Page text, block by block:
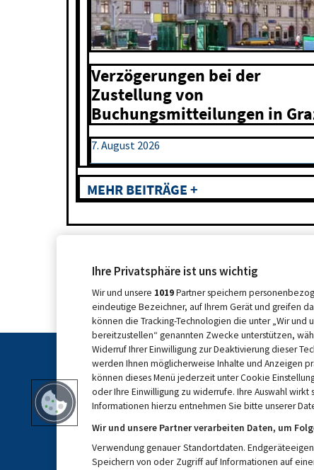
Verzögerungen bei der
Zustellung von
Buchungsmitteilungen in
7. August 2026
MEHR BEITRÄGE +
Ihre Privatsphäre ist uns wichtig
Wir und unsere 1019Partner speichern
eindeutige Bezeichner, auf Ihrem Gerät und greifen
können die Tracking-Technologien die unter „Wir und
bereitzustellen“ genannten Zwecke unterstützen,
Widerruf Ihrer Einwilligung zur Deaktivierung dieser
werden Ihnen möglicherweise Inhalte und Anzeigen
können dieses Menü jederzeit unter Cookie
oder Ihre Einwilligung zu widerrufe. Ihre Auswahl wirkt
Informationen hierzu entnehmen Sie bitte unserer
Wir und unsere Partner verarbeiten Daten, um
Verwendung genauer Standortdaten.
Speichern von oder Zugriff auf Informationen auf